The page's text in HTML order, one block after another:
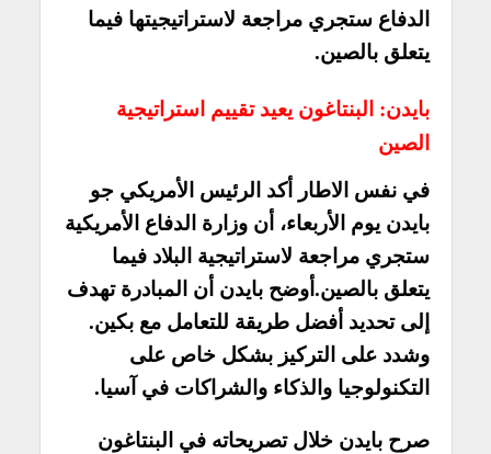
الدفاع ستجري مراجعة لاستراتيجيتها فيما
يتعلق بالصين.
بايدن: البنتاغون يعيد تقييم استراتيجية
الصين
في نفس الاطار أكد الرئيس الأمريكي جو
بايدن يوم الأربعاء، أن وزارة الدفاع الأمريكية
ستجري مراجعة لاستراتيجية البلاد فيما
يتعلق بالصين. أوضح بايدن أن المبادرة تهدف
إلى تحديد أفضل طريقة للتعامل مع بكين.
وشدد على التركيز بشكل خاص على
التكنولوجيا والذكاء والشراكات في آسيا.
صرح بايدن خلال تصريحاته في البنتاغون